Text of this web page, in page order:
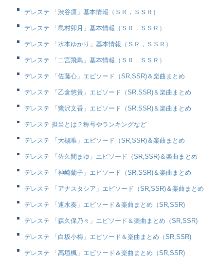
デレステ 「渋谷凛」基本情報（ＳＲ，ＳＳＲ）
デレステ 「島村卯月」基本情報（ＳＲ，ＳＳＲ）
デレステ 「水本ゆかり」基本情報（ＳＲ，ＳＳＲ）
デレステ 「二宮飛鳥」基本情報（ＳＲ，ＳＳＲ）
デレステ 「佐藤心」エピソード（SR,SSR)＆楽曲まとめ
デレステ 「乙倉悠貴」エピソード（SR,SSR)＆楽曲まとめ
デレステ 「鷺沢文香」エピソード（SR,SSR)＆楽曲まとめ
デレステ 担当とは？称号やランキングなど
デレステ 「大槻唯」エピソード（SR,SSR)＆楽曲まとめ
デレステ 「佐久間まゆ」エピソード（SR,SSR)＆楽曲まとめ
デレステ 「神崎蘭子」エピソード（SR,SSR)＆楽曲まとめ
デレステ 「アナスタシア」エピソード（SR,SSR)＆楽曲まとめ
デレステ 「速水奏」エピソード＆楽曲まとめ（SR,SSR)
デレステ 「森久保乃々」エピソード＆楽曲まとめ（SR,SSR)
デレステ 「白坂小梅」エピソード＆楽曲まとめ（SR,SSR)
デレステ 「高垣楓」エピソード＆楽曲まとめ（SR,SSR)